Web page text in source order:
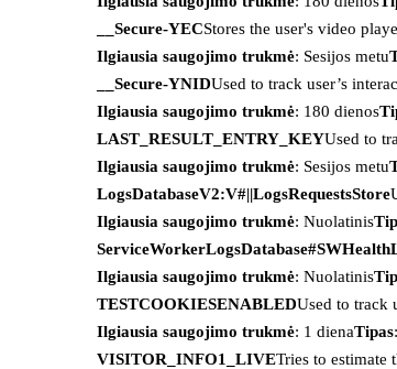
__Secure-YECStores the user's video
Ilgiausia saugojimo trukmė: Sesijos metu
__Secure-YNIDUsed to track user’s
Ilgiausia saugojimo trukmė: 180 dienos
LAST_RESULT_ENTRY_KEYUsed to
Ilgiausia saugojimo trukmė: Sesijos metu
LogsDatabaseV2:V#||LogsRequestsStore
Ilgiausia saugojimo trukmė: Nuolatinis
Ilgiausia saugojimo trukmė: Nuolatinis
TESTCOOKIESENABLEDUsed to track
Ilgiausia saugojimo trukmė: 1 dienaTipas
VISITOR_INFO1_LIVETries to estimate